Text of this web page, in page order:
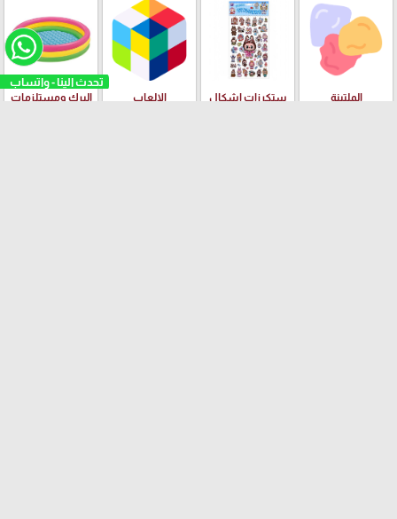
تحدث الينا - واتساب
الملتينة
ستكرزات اشكال
الالعاب
البرك ومستلزمات